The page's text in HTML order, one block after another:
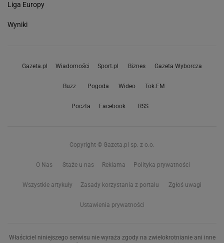
Liga Europy
Wyniki
Gazeta.pl Wiadomości Sport.pl Biznes Gazeta Wyborcza
Buzz Pogoda Wideo Tok.FM
Poczta Facebook RSS
Copyright © Gazeta.pl sp. z o.o.
O Nas Staże u nas Reklama Polityka prywatności
Wszystkie artykuły Zasady korzystania z portalu Zgłoś uwagi
Ustawienia prywatności
Właściciel niniejszego serwisu nie wyraża zgody na zwielokrotnianie ani inne